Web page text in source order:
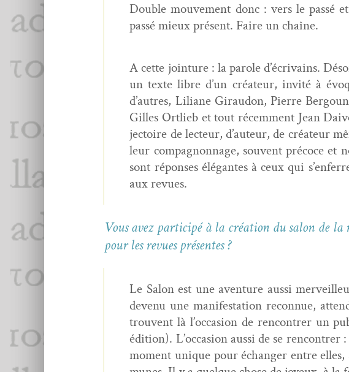
Dou­ble mou­ve­ment donc : vers le passé
passé mieux présent. Faire un chaîne.
A cette join­ture : la parole d’écrivains.
un texte libre d’un créa­teur, invité à
d’autres, Lil­iane Giraudon, Pierre
Gilles Ortlieb et tout récem­ment Jean
jec­toire de lecteur, d’auteur, de créa­teur
leur com­pagnon­nage, sou­vent pré­coce et
sont répons­es élé­gantes à ceux qui
aux revues.
Vous avez par­ticipé à la créa­tion du salon de la
pour les revues présentes ?
Le Salon est une aven­ture aus­si
devenu une man­i­fes­ta­tion recon­nue,
trou­vent là l’occasion de ren­con­tr­er un
édi­tion). L’occasion aus­si de se ren­con­tr­er
moment unique pour échang­er entre elles,